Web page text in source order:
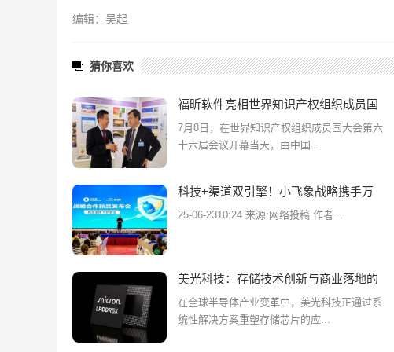
编辑：吴起
猜你喜欢
福昕软件亮相世界知识产权组织成员国
7月8日，在世界知识产权组织成员国大会第六
十六届会议开幕当天，由中国...
科技+渠道双引擎！小飞象战略携手万
25-06-2310:24 来源:网络投稿 作者...
美光科技：存储技术创新与商业落地的
在全球半导体产业变革中，美光科技正通过系
统性解决方案重塑存储芯片的应...